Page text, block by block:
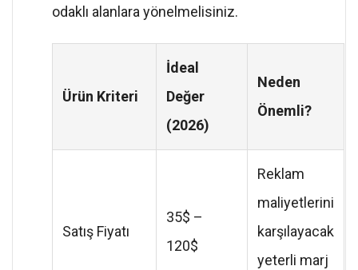
odaklı alanlara yönelmelisiniz.
Ürün Kriteri
İdeal
Değer
(2026)
Neden
Önemli?
Satış Fiyatı
35$ –
120$
Reklam
maliyetlerini
karşılayacak
yeterli marj